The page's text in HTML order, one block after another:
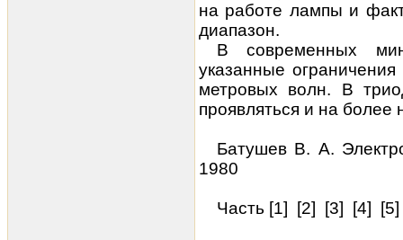
на работе лампы и
диапазон.
В современных
указанные
метровых волн. В
проявляться и на более
Батушев В. А.
1980
Часть [1] [2] [3] [4] [5